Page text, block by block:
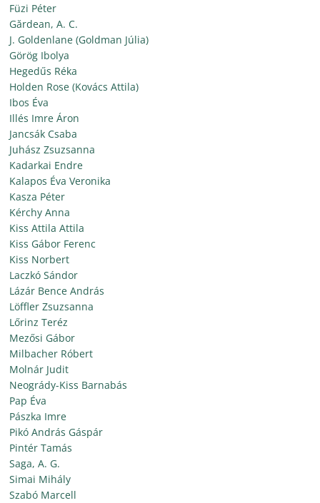
Füzi Péter
Gărdean, A. C.
J. Goldenlane (Goldman Júlia)
Görög Ibolya
Hegedűs Réka
Holden Rose (Kovács Attila)
Ibos Éva
Illés Imre Áron
Jancsák Csaba
Juhász Zsuzsanna
Kadarkai Endre
Kalapos Éva Veronika
Kasza Péter
Kérchy Anna
Kiss Attila Attila
Kiss Gábor Ferenc
Kiss Norbert
Laczkó Sándor
Lázár Bence András
Löffler Zsuzsanna
Lőrinz Teréz
Mezősi Gábor
Milbacher Róbert
Molnár Judit
Neogrády-Kiss Barnabás
Pap Éva
Pászka Imre
Pikó András Gáspár
Pintér Tamás
Saga, A. G.
Simai Mihály
Szabó Marcell